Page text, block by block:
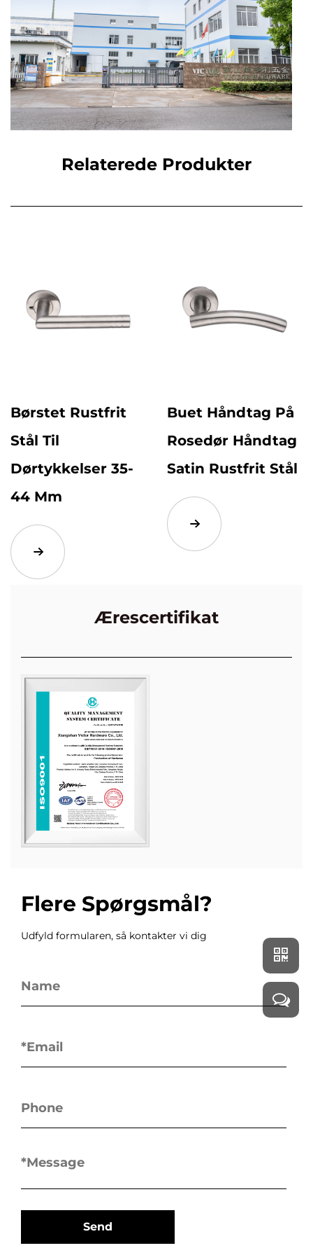
Relaterede Produkter
Set
Rose
Børstet Rustfrit
Dørtykkelser 35-
Buet
Satin
Ærescertifikat
Flere Spørgsmål?
Udfyld formularen, så kontakter vi dig